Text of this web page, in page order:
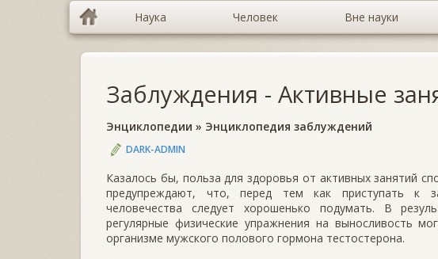
Наука Человек Вне науки
Заблуждения - Активные
Энциклопедии » Энциклопедия заблуждений
DARK-ADMIN
Казалось бы, польза для здоровья от активных занятий
предупреждают, что, перед тем как приступать к
человечества следует хорошенько подумать. В
регулярные физические упражнения на выносливость
организме мужского полового гормона тестостерона.